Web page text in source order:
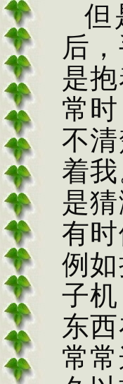
但
后
是
常
不
着
是
有
例
子
东
常